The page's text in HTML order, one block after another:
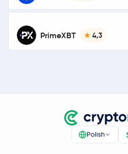
PrimeXBT 4,3
Polish